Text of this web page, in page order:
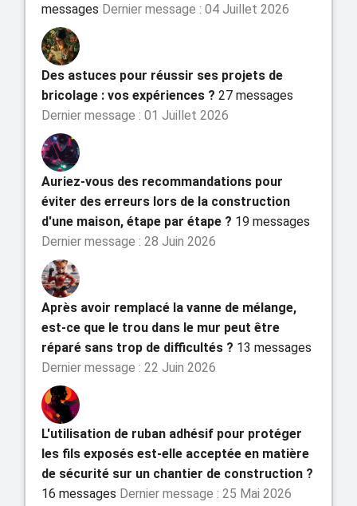
messages Dernier message : 04 Juillet 2026
Des astuces pour réussir ses projets de
bricolage : vos expériences ? 27 messages
Dernier message : 01 Juillet 2026
Auriez-vous des recommandations pour
éviter des erreurs lors de la construction
d'une maison, étape par étape ? 19 messages
Dernier message : 28 Juin 2026
Après avoir remplacé la vanne de mélange,
est-ce que le trou dans le mur peut être
réparé sans trop de difficultés ? 13 messages
Dernier message : 22 Juin 2026
L'utilisation de ruban adhésif pour protéger
les fils exposés est-elle acceptée en matière
de sécurité sur un chantier de construction ?
16 messages Dernier message : 25 Mai 2026